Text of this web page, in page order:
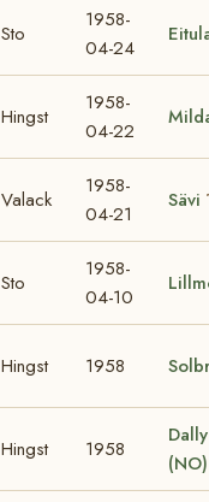
Sto
1958-
04-24
Hingst
1958-
04-22
Valack
1958-
04-21
Sävi
Sto
1958-
04-10
Hingst 1958
Hingst 1958